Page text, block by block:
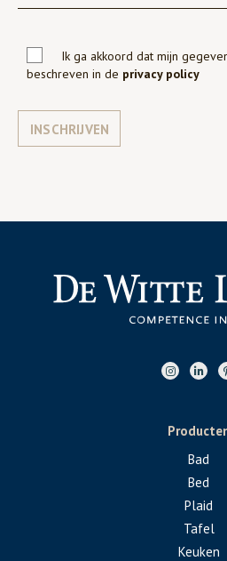
Ik ga akkoord dat mijn
beschreven in de privacy policy
INSCHRIJVEN
Bad
Bed
Plaid
Tafel
Keuken